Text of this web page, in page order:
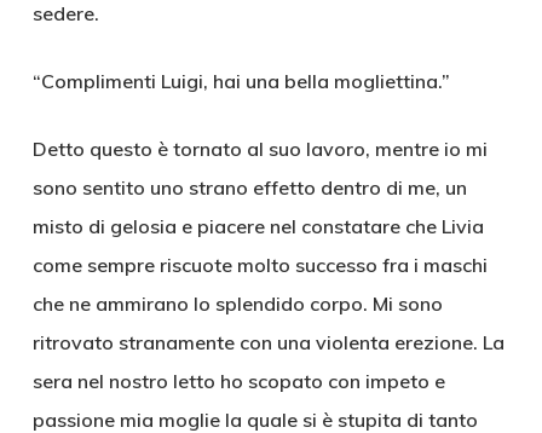
sedere.
“Complimenti Luigi, hai una bella mogliettina.”
Detto questo è tornato al suo lavoro, mentre io mi
sono sentito uno strano effetto dentro di me, un
misto di gelosia e piacere nel constatare che Livia
come sempre riscuote molto successo fra i maschi
che ne ammirano lo splendido corpo. Mi sono
ritrovato stranamente con una violenta erezione. La
sera nel nostro letto ho scopato con impeto e
passione mia moglie la quale si è stupita di tanto